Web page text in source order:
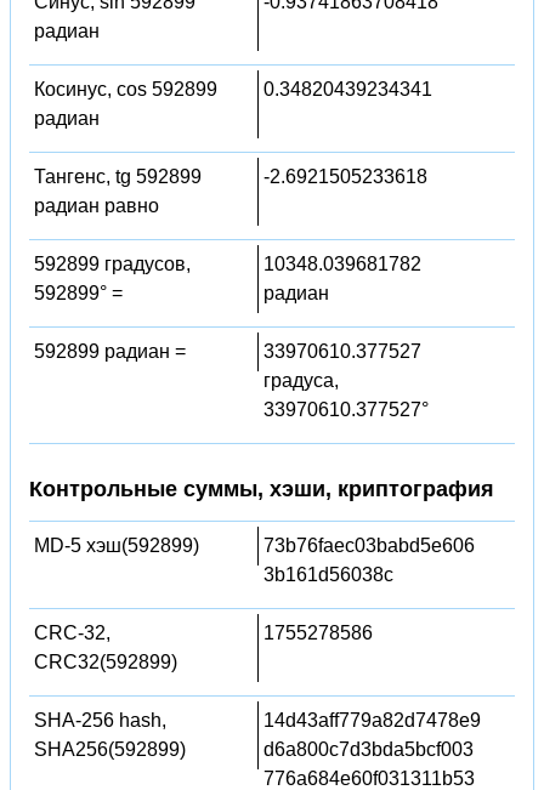
радиан
Косинус, cos 592899
радиан
0.34820439234341
Тангенс, tg 592899
радиан равно
-2.6921505233618
592899 градусов,
592899° =
10348.039681782
радиан
592899 радиан =
33970610.377527
градуса,
33970610.377527°
Контрольные суммы, хэши, криптография
MD-5 хэш(592899)
73b76faec03babd5e606
3b161d56038c
CRC-32,
CRC32(592899)
1755278586
SHA-256 hash,
SHA256(592899)
14d43aff779a82d7478e9
d6a800c7d3bda5bcf003
776a684e60f031311b53